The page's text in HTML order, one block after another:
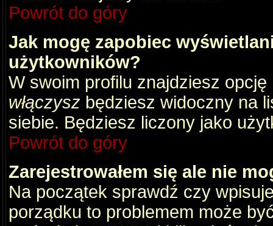
Powrót do góry
Jak mogę zapobiec
użytkowników?
W swoim profilu znajdziesz opcję
włączysz będziesz widoczny na
siebie. Będziesz liczony jako
Powrót do góry
Zarejestrowałem się ale nie
Na początek sprawdź czy
porządku to problemem może